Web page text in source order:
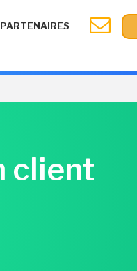
PARTENAIRES
client